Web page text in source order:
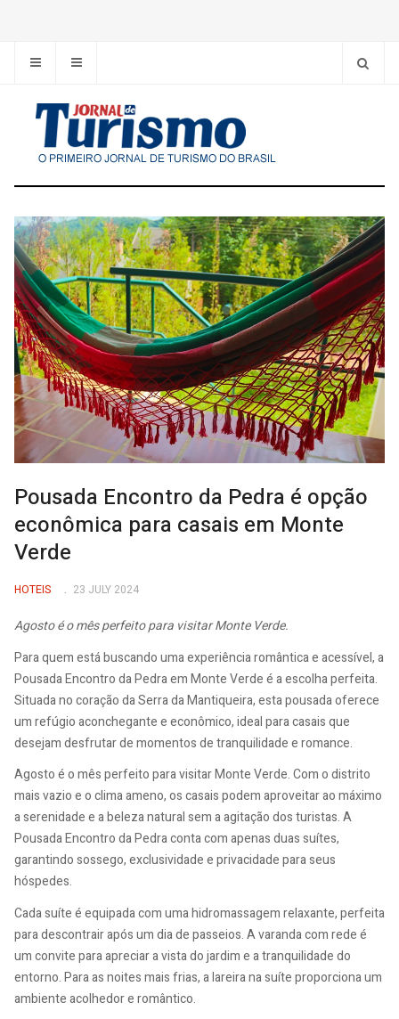
Pousada Encontro da Pedra é opção
econômica para casais em Monte
Verde
HOTEIS 23 JULY 2024
Agosto é o mês perfeito para visitar Monte Verde.
Para quem está buscando uma experiência romântica e acessível, a
Pousada Encontro da Pedra em Monte Verde é a escolha perfeita.
Situada no coração da Serra da Mantiqueira, esta pousada oferece
um refúgio aconchegante e econômico, ideal para casais que
desejam desfrutar de momentos de tranquilidade e romance.
Agosto é o mês perfeito para visitar Monte Verde. Com o distrito
mais vazio e o clima ameno, os casais podem aproveitar ao máximo
a serenidade e a beleza natural sem a agitação dos turistas. A
Pousada Encontro da Pedra conta com apenas duas suítes,
garantindo sossego, exclusividade e privacidade para seus
hóspedes.
Cada suíte é equipada com uma hidromassagem relaxante, perfeita
para descontrair após um dia de passeios. A varanda com rede é
um convite para apreciar a vista do jardim e a tranquilidade do
entorno. Para as noites mais frias, a lareira na suíte proporciona um
ambiente acolhedor e romântico.